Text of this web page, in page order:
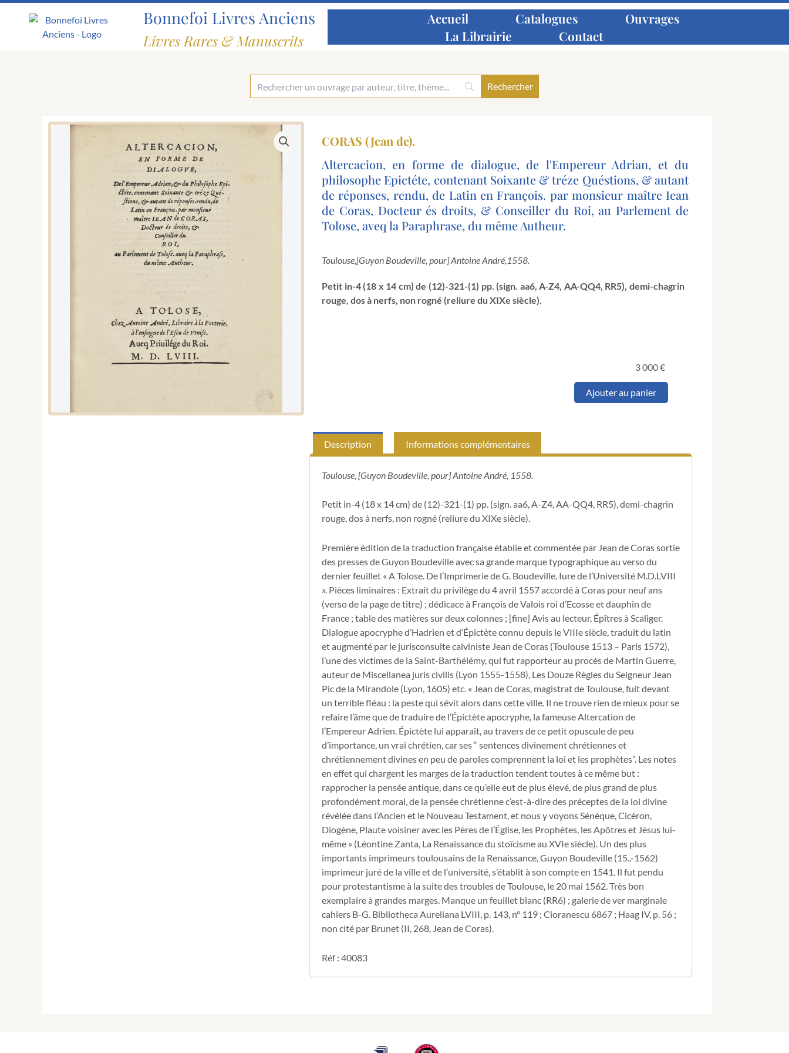
Aller
Bonnefoi Livres Anciens
Livres Rares & Manuscrits
Accueil Catalogues
Ouvrages
La Librairie
Contact
CORAS (Jean de).
Altercacion, en forme de dialogue, de l'Empereur Adrian, et du
philosophe Epictéte, contenant Soixante & tréze Quéstions, & autant
de réponses, rendu, de Latin en François. par monsieur maître Iean
de Coras, Docteur és droits, & Conseiller du Roi, au Parlement de
Tolose, aveq la Paraphrase, du même Autheur.
Toulouse,[Guyon Boudeville, pour] Antoine André,1558.
Petit in-4 (18 x 14 cm) de (12)-321-(1) pp. (sign. aa6, A-Z4, AA-QQ4, RR5), demi-chagrin
rouge, dos à nerfs, non rogné (reliure du XIXe siècle).
3 000€
quantité
en
de
du
philosophe
Epictéte,
contenant
Soixante
&
tréze
Quéstions,
&
autant
réponses,
rendu,
de
Latin
en
François.
par
monsieur
maître
Iean
de
Coras,
Docteur
és
droits,
&
Conseiller
du
Roi,
au
Parlement
Paraphrase,
Ajouter au panier
Description Informations complémentaires
Toulouse, [Guyon Boudeville, pour] Antoine André, 1558.
Petit in-4 (18 x 14 cm) de (12)-321-(1) pp. (sign. aa6, A-Z4, AA-QQ4, RR5), demi-chagrin
rouge, dos à nerfs, non rogné (reliure du XIXe siècle).
Première édition de la traduction française établie et commentée par Jean de Coras sortie
des presses de Guyon Boudeville avec sa grande marque typographique au verso du
dernier feuillet « A Tolose. De l’Imprimerie de G. Boudeville. Iure de l’Université M.D.LVIII
». Pièces liminaires : Extrait du privilège du 4 avril 1557 accordé à Coras pour neuf ans
(verso de la page de titre) ; dédicace à François de Valois roi d’Ecosse et dauphin de
France ; table des matières sur deux colonnes ; [fine] Avis au lecteur, Épîtres à Scaliger.
Dialogue apocryphe d’Hadrien et d’Épictète connu depuis le VIIIe siècle, traduit du latin
et augmenté par le jurisconsulte calviniste Jean de Coras (Toulouse 1513 – Paris 1572),
l’une des victimes de la Saint-Barthélémy, qui fut rapporteur au procès de Martin Guerre,
auteur de Miscellanea juris civilis (Lyon 1555-1558), Les Douze Règles du Seigneur Jean
Pic de la Mirandole (Lyon, 1605) etc. « Jean de Coras, magistrat de Toulouse, fuit devant
un terrible fléau : la peste qui sévit alors dans cette ville. Il ne trouve rien de mieux pour se
refaire l’âme que de traduire de l’Épictète apocryphe, la fameuse Altercation de
l’Empereur Adrien. Épictète lui apparaît, au travers de ce petit opuscule de peu
d’importance, un vrai chrétien, car ses “ sentences divinement chrétiennes et
chrétiennement divines en peu de paroles comprennent la loi et les prophètes”. Les notes
en effet qui chargent les marges de la traduction tendent toutes à ce même but :
rapprocher la pensée antique, dans ce qu’elle eut de plus élevé, de plus grand de plus
profondément moral, de la pensée chrétienne c’est-à-dire des préceptes de la loi divine
révélée dans l’Ancien et le Nouveau Testament, et nous y voyons Sénèque, Cicéron,
Diogène, Plaute voisiner avec les Pères de l’Église, les Prophètes, les Apôtres et Jésus lui-
même » (Léontine Zanta, La Renaissance du stoïcisme au XVIe siècle). Un des plus
importants imprimeurs toulousains de la Renaissance, Guyon Boudeville (15..-1562)
imprimeur juré de la ville et de l’université, s’établit à son compte en 1541. Il fut pendu
pour protestantisme à la suite des troubles de Toulouse, le 20 mai 1562. Très bon
exemplaire à grandes marges. Manque un feuillet blanc (RR6) ; galerie de ver marginale
cahiers B-G. Bibliotheca Aureliana LVIII, p. 143, n° 119 ; Cioranescu 6867 ; Haag IV, p. 56 ;
non cité par Brunet (II, 268, Jean de Coras).
Réf : 40083